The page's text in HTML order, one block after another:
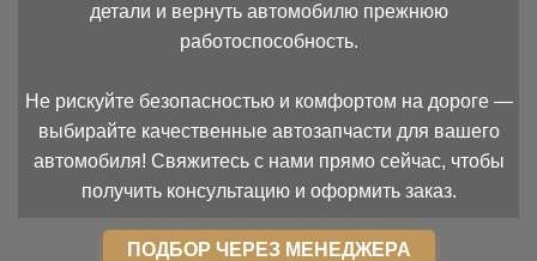
детали и вернуть автомобилю прежнюю
работоспособность.
Не рискуйте безопасностью и комфортом на дороге —
выбирайте качественные автозапчасти для вашего
автомобиля! Свяжитесь с нами прямо сейчас, чтобы
получить консультацию и оформить заказ.
ПОДБОР ЧЕРЕЗ МЕНЕДЖЕРА